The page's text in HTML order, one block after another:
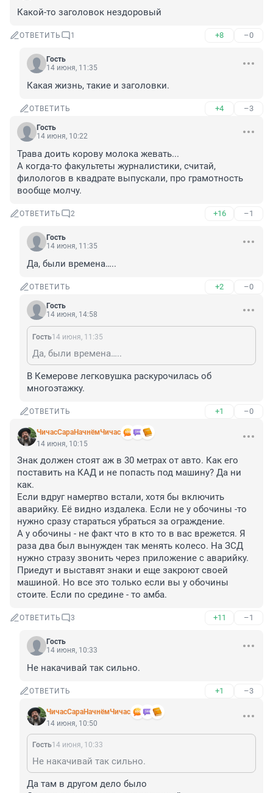
Какой-то заголовок нездоровый
ОТВЕТИТЬ 1 +8 –0
Гость
14 июня, 11:35
Какая жизнь, такие и заголовки.
ОТВЕТИТЬ +4 –3
Гость
14 июня, 10:22
Трава доить корову молока жевать...
А когда-то факультеты журналистики, считай,
филологов в квадрате выпускали, про грамотность
вообще молчу.
ОТВЕТИТЬ 2 +16 –1
Гость
14 июня, 11:35
Да, были времена…..
ОТВЕТИТЬ +2 –0
Гость
14 июня, 14:58
Гость14 июня, 11:35
Да, были времена…..
В Кемерове легковушка раскурочилась об
многоэтажку.
ОТВЕТИТЬ +1 –0
ЧичасСараНачнёмЧичас
14 июня, 10:15
Знак должен стоят аж в 30 метрах от авто. Как его
поставить на КАД и не попасть под машину? Да ни
как.
Если вдруг намертво встали, хотя бы включить
аварийку. Её видно издалека. Если не у обочины -то
нужно сразу стараться убраться за ограждение.
А у обочины - не факт что в кто то в вас врежется. Я
раза два был вынужден так менять колесо. На ЗСД
нужно стразу звонить через приложение с аварийку.
Приедут и выставят знаки и еще закроют своей
машиной. Но все это только если вы у обочины
стоите. Если по средине - то амба.
ОТВЕТИТЬ 3 +11 –1
Гость
14 июня, 10:33
Не накачивай так сильно.
ОТВЕТИТЬ +1 –3
ЧичасСараНачнёмЧичас
14 июня, 10:50
Гость14 июня, 10:33
Не накачивай так сильно.
Да там в другом дело было